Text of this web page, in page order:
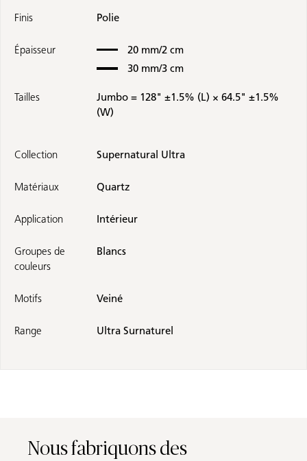
Finis Polie
Épaisseur
20 mm/2 cm
30 mm/3 cm
Tailles
Jumbo = 128" ±1.5% (L) × 64.5" ±1.5%
(W)
Collection Supernatural Ultra
Matériaux Quartz
Application Intérieur
Groupes de
couleurs
Blancs
Motifs Veiné
Range Ultra Surnaturel
Nous fabriquons des